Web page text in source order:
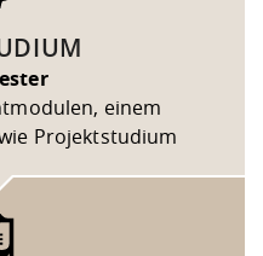
einem
Projektstudium